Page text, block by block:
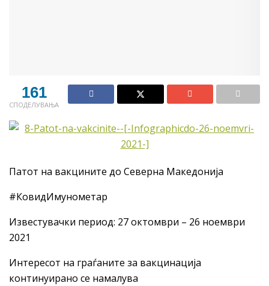
161
СПОДЕЛУВАЊА
Патот на вакцините до Северна Македонија
#КовидИмунометар
Известувачки период: 27 октомври – 26 ноември
2021
Интересот на граѓаните за вакцинација
континуирано се намалува